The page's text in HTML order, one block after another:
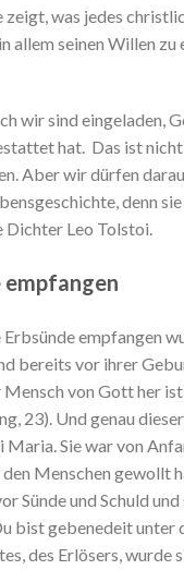
was jedes
seinen Willen
wir sind eingeladen,
hat. Das ist
Aber wir dürfen
denn
Dichter Leo Tolstoi.
empfangen
empfangen
bereits vor ihrer
von Gott her
23). Und genau
Sie war von
Menschen gewollt
Sünde und Schuld
bist gebenedeit unter
des Erlösers, wurde